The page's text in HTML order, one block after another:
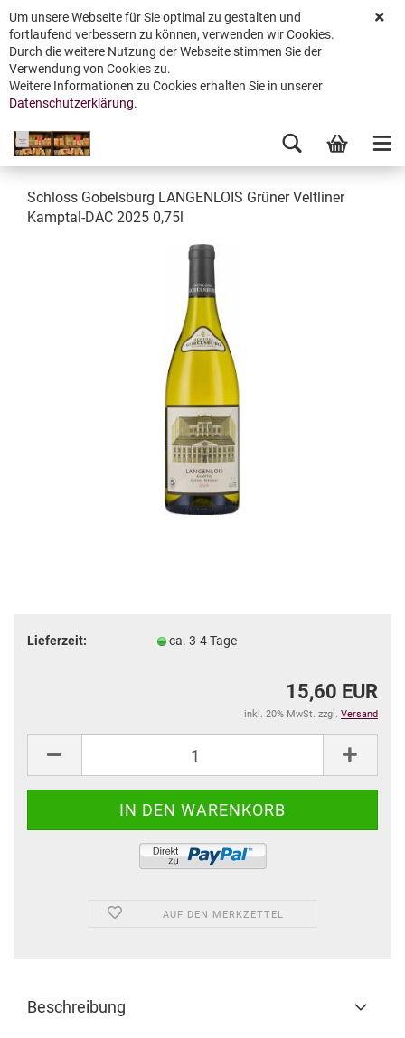
Um unsere Webseite für Sie optimal zu gestalten und
fortlaufend verbessern zu können, verwenden wir Cookies.
Durch die weitere Nutzung der Webseite stimmen Sie der
Verwendung von Cookies zu.
Weitere Informationen zu Cookies erhalten Sie in unserer
Datenschutzerklärung.
Schloss Gobelsburg LANGENLOIS Grüner Veltliner
Kamptal-DAC 2025 0,75l
Lieferzeit: ca. 3-4 Tage
15,60 EUR
inkl. 20% MwSt. zzgl. Versand
AUF DEN MERKZETTEL
Beschreibung